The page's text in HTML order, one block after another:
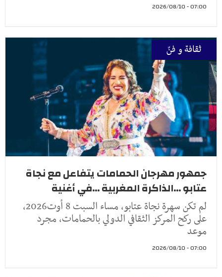
07:00 - 2026/08/10
ثقافة و فنّ
جمهور مهرجان الحمامات يتفاعل مع نجاة
عتابو ...الذاكرة المغربية ...في أغنية
لم تكن سهرة نجاة عتابو، مساء السبت 8 أوت2026،
على ركح المركز الثقافي الدولي بالحمامات، مجرد
موعد
07:00 - 2026/08/10